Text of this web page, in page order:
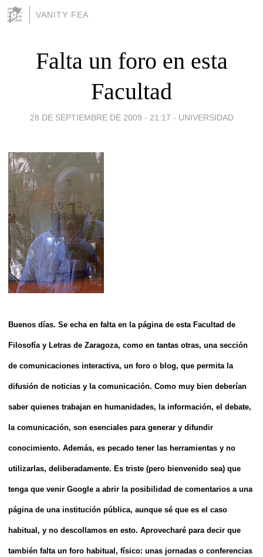
VANITY FEA
Falta un foro en esta
Facultad
28 DE SEPTIEMBRE DE 2009 - 21:17 - UNIVERSIDAD
Buenos días. Se echa en falta en la página de esta Facultad de
Filosofía y Letras de Zaragoza, como en tantas otras, una sección
de comunicaciones interactiva, un foro o blog, que permita la
difusión de noticias y la comunicación. Como muy bien deberían
saber quienes trabajan en humanidades, la información, el debate,
la comunicación, son esenciales para generar y difundir
conocimiento. Además, es pecado tener las herramientas y no
utilizarlas, deliberadamente. Es triste (pero bienvenido sea) que
tenga que venir Google a abrir la posibilidad de comentarios a una
página de una institución pública, aunque sé que es el caso
habitual, y no descollamos en esto. Aprovecharé para decir que
también falta un foro habitual, físico: unas jornadas o conferencias